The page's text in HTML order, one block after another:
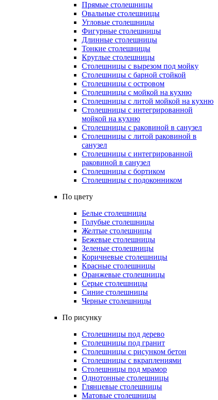
Прямые столешницы
Овальные столешницы
Угловые столешницы
Фигурные столешницы
Длинные столешницы
Тонкие столешницы
Круглые столешницы
Столешницы с вырезом под мойку
Столешницы с барной стойкой
Столешницы с островом
Столешницы с мойкой на кухню
Столешницы с литой мойкой на кухню
Столешницы с интегрированной
мойкой на кухню
Столешницы с раковиной в санузел
Столешницы с литой раковиной в
санузел
Столешницы с интегрированной
раковиной в санузел
Столешницы с бортиком
Столешницы с подоконником
По цвету
Белые столешницы
Голубые столешницы
Желтые столешницы
Бежевые столешницы
Зеленые столешницы
Коричневые столешницы
Красные столешницы
Оранжевые столешницы
Серые столешницы
Синие столешницы
Черные столешницы
По рисунку
Столешницы под дерево
Столешницы под гранит
Столешницы с рисунком бетон
Столешницы с вкраплениями
Столешницы под мрамор
Однотонные столешницы
Глянцевые столешницы
Матовые столешницы